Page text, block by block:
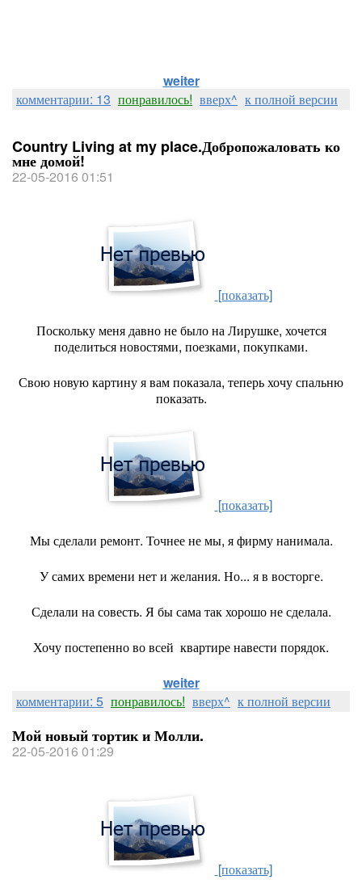
weiter
комментарии: 13 понравилось! вверх^ к полной версии
Country Living at my place.Добропожаловать ко
мне домой!
22-05-2016 01:51
[показать]
Поскольку меня давно не было на Лирушке, хочется
поделиться новостями, поезками, покупками.
Свою новую картину я вам показала, теперь хочу спальню
показать.
[показать]
Мы сделали ремонт. Точнее не мы, я фирму нанимала.
У самих времени нет и желания. Но... я в восторге.
Сделали на совесть. Я бы сама так хорошо не сделала.
Хочу постепенно во всей квартире навести порядок.
weiter
комментарии: 5 понравилось! вверх^ к полной версии
Мой новый тортик и Молли.
22-05-2016 01:29
[показать]